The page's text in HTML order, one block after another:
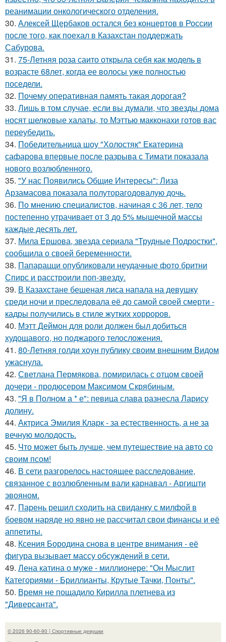
реанимации онкологического отделения.
30. Алексей Щербаков остался без концертов в России
после того, как поехал в Казахстан поддержать
Сабурова.
31. 75-Летняя роза саито открыла себя как модель в
возрасте 68лет, когда ее волосы уже полностью
поседели.
32. Почему оперативная память такая дорогая?
33. Лишь в том случае, если вы думали, что звезды дома
носят шелковые халаты, то Мэттью макконахи готов вас
переубедить.
34. Победительница шоу "Холостяк" Екатерина
сафарова впервые после разрыва с Тимати показала
нового возлюбленного.
35. "У нас Появились Общие Интересы": Лиза
Арзамасова показала полуторагодовалую дочь.
36. По мнению специалистов, начиная с 36 лет, тело
постепенно утрачивает от 3 до 5% мышечной массы
каждые десять лет.
37. Мила Ершова, звезда сериала "Трудные Подростки",
сообщила о своей беременности.
38. Папарацци опубликовали неудачные фото бритни
Спирс и расстроили поп-звезду.
39. В Казахстане бешеная лиса напала на девушку
среди ночи и преследовала её до самой своей смерти -
кадры получились в стиле жутких хорроров.
40. Мэтт Деймон для роли должен был добиться
худощавого, но поджарого телосложения.
41. 80-Летняя голди хоун публику своим внешним Видом
ужаснула.
42. Светлана Пермякова, помирилась с отцом своей
дочери - продюсером Максимом Скрябиным.
43. "Я в Полном а * е": певица слава разнесла Ларису
долину.
44. Актриса Эмилия Кларк - за естественность, а не за
вечную молодость.
45. Что может быть лучше, чем путешествие на авто со
своим псом!
46. В сети разгорелось настоящее расследование,
связанное с возлюбленным вали карнавал - Аргишти
эвояном.
47. Парень решил сходить на свиданку с милфой в
боевом наряде но явно не рассчитал свои финансы и её
аппетиты.
48. Ксения Бородина снова в центре внимания - её
фигура вызывает массу обсуждений в сети.
49. Лена катина о муже - миллионере: "Он Мыслит
Категориями - Бриллианты, Крутые Тачки, Понты".
50. Время не пощадило Кирилла плетнева из
"Диверсанта".
© 2026 90-60-90 | Спортивные девушки